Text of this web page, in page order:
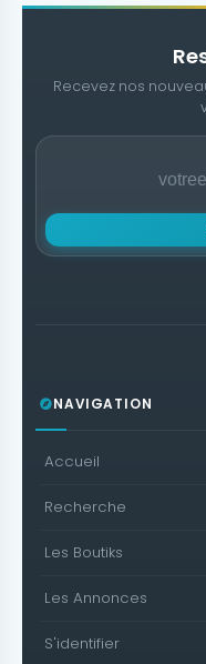
Recevez nos
NAVIGATION
Accueil
Recherche
Les Boutiks
Les Annonces
S'identifier